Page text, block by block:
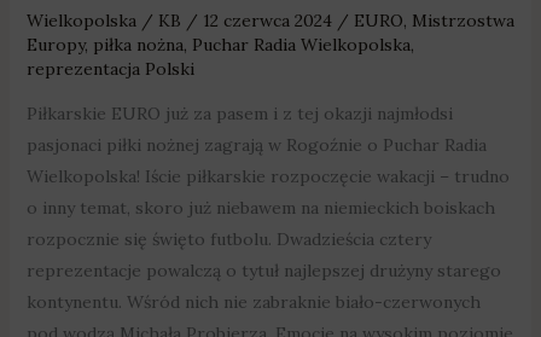
Wielkopolska/ KB / 12 czerwca 2024 / EURO, Mistrzostwa
Europy, piłka nożna, Puchar Radia Wielkopolska,
reprezentacja Polski
Piłkarskie EURO już za pasem i z tej okazji najmłodsi
pasjonaci piłki nożnej zagrają w Rogoźnie o Puchar Radia
Wielkopolska! Iście piłkarskie rozpoczęcie wakacji – trudno
o inny temat, skoro już niebawem na niemieckich boiskach
rozpocznie się święto futbolu. Dwadzieścia cztery
reprezentacje powalczą o tytuł najlepszej drużyny starego
kontynentu. Wśród nich nie zabraknie biało-czerwonych
Wielkopolska!